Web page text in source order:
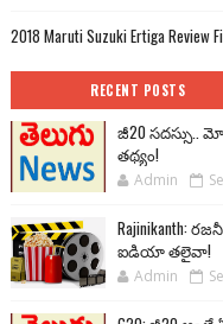
2018 Maruti Suzuki Ertiga Review
RECENT POSTS
జీ20 సదస్సు..
తథ్యం!
Admin
Rajinikanth:
ఐడియా తలైవా!
Admin